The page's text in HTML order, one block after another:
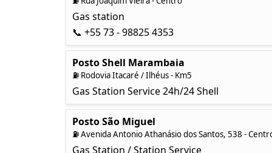
Gas station
📞 +55 73 - 98825 4353
Posto Shell Marambaia
⛽ Rodovia Itacaré / Ilhéus - Km5
Gas Station Service 24h/24 Shell
Posto São Miguel
⛽ Avenida Antonio Athanásio dos Santos, 538 -
Gas Station / Station Service